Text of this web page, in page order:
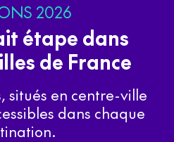
2026
étape dans
de France
situés en centre-ville
dans chaque